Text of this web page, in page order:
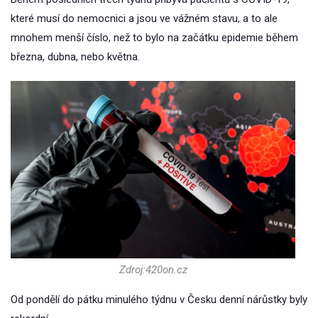
které musí do nemocnici a jsou ve vážném stavu, a to ale
mnohem menší číslo, než to bylo na začátku epidemie během
března, dubna, nebo května.
Zdroj:420on.cz
Od pondělí do pátku minulého týdnu v Česku denní nárůstky byly